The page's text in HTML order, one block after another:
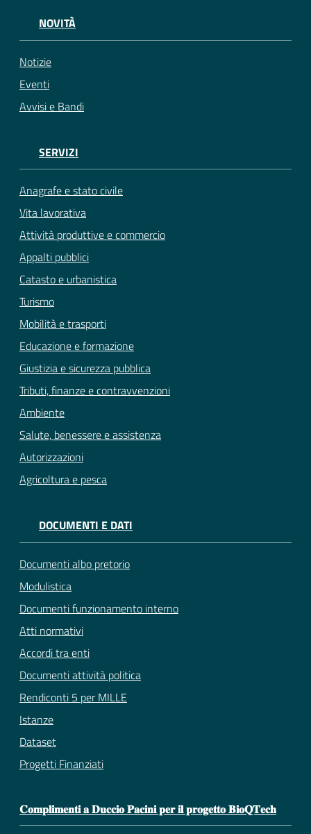
NOVITÀ
Notizie
Eventi
Avvisi e Bandi
SERVIZI
Anagrafe e stato civile
Vita lavorativa
Attività produttive e commercio
Appalti pubblici
Catasto e urbanistica
Turismo
Mobilità e trasporti
Educazione e formazione
Giustizia e sicurezza pubblica
Tributi, finanze e contravvenzioni
Ambiente
Salute, benessere e assistenza
Autorizzazioni
Agricoltura e pesca
DOCUMENTI E DATI
Documenti albo pretorio
Modulistica
Documenti funzionamento interno
Atti normativi
Accordi tra enti
Documenti attività politica
Rendiconti 5 per MILLE
Istanze
Dataset
Progetti Finanziati
𝐂𝐨𝐦𝐩𝐥𝐢𝐦𝐞𝐧𝐭𝐢 𝐚 𝐃𝐮𝐜𝐜𝐢𝐨 𝐏𝐚𝐜𝐢𝐧𝐢 𝐩𝐞𝐫 𝐢𝐥 𝐩𝐫𝐨𝐠𝐞𝐭𝐭𝐨 𝐁𝐢𝐨𝐐𝐓𝐞𝐜𝐡